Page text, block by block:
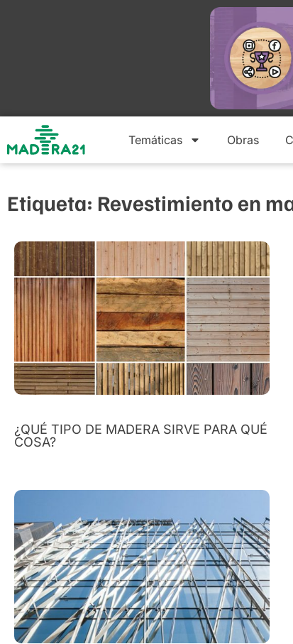
Temáticas Obras
Etiqueta: Revestimiento en
¿QUÉ TIPO DE MADERA SIRVE PARA QUÉ
COSA?